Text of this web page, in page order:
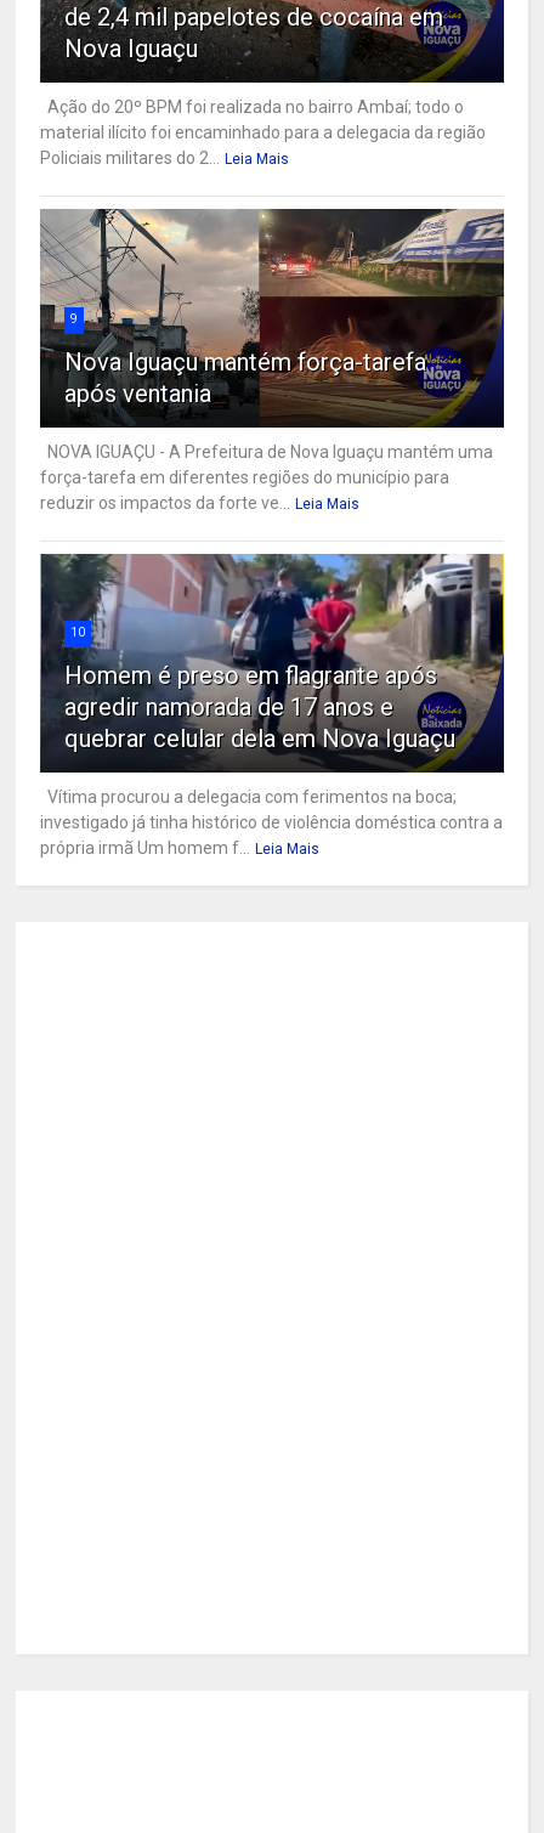
de 2,4 mil papelotes de cocaína em
Nova Iguaçu
Ação do 20º BPM foi realizada no bairro Ambaí; todo o
material ilícito foi encaminhado para a delegacia da região
Policiais militares do 2...
Leia Mais
9
Nova Iguaçu mantém força-tarefa
após ventania
NOVA IGUAÇU - A Prefeitura de Nova Iguaçu mantém uma
força-tarefa em diferentes regiões do município para
reduzir os impactos da forte ve...
Leia Mais
10
Homem é preso em flagrante após
agredir namorada de 17 anos e
quebrar celular dela em Nova Iguaçu
Vítima procurou a delegacia com ferimentos na boca;
investigado já tinha histórico de violência doméstica contra a
própria irmã Um homem f...
Leia Mais